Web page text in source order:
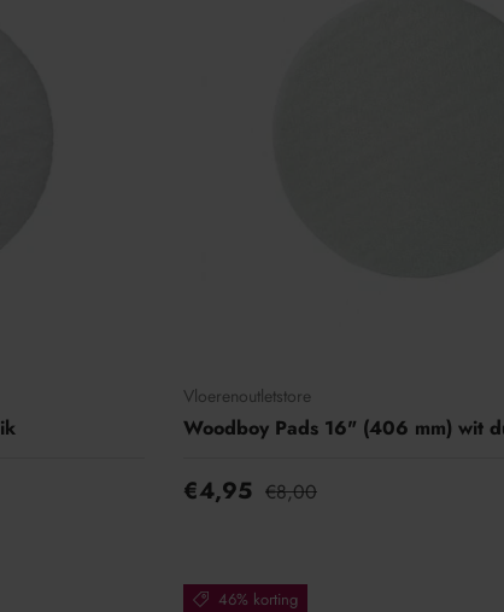
Vloerenoutletstore
Woodboy Pads 16" (406 mm) wit
€4,95 €8,00
46% korting